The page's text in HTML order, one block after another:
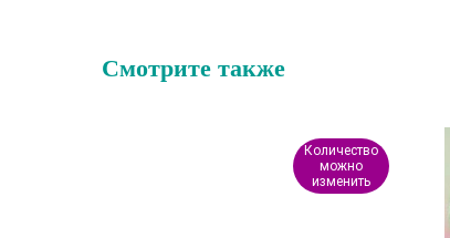
Смотрите также
Количество
можно
изменить